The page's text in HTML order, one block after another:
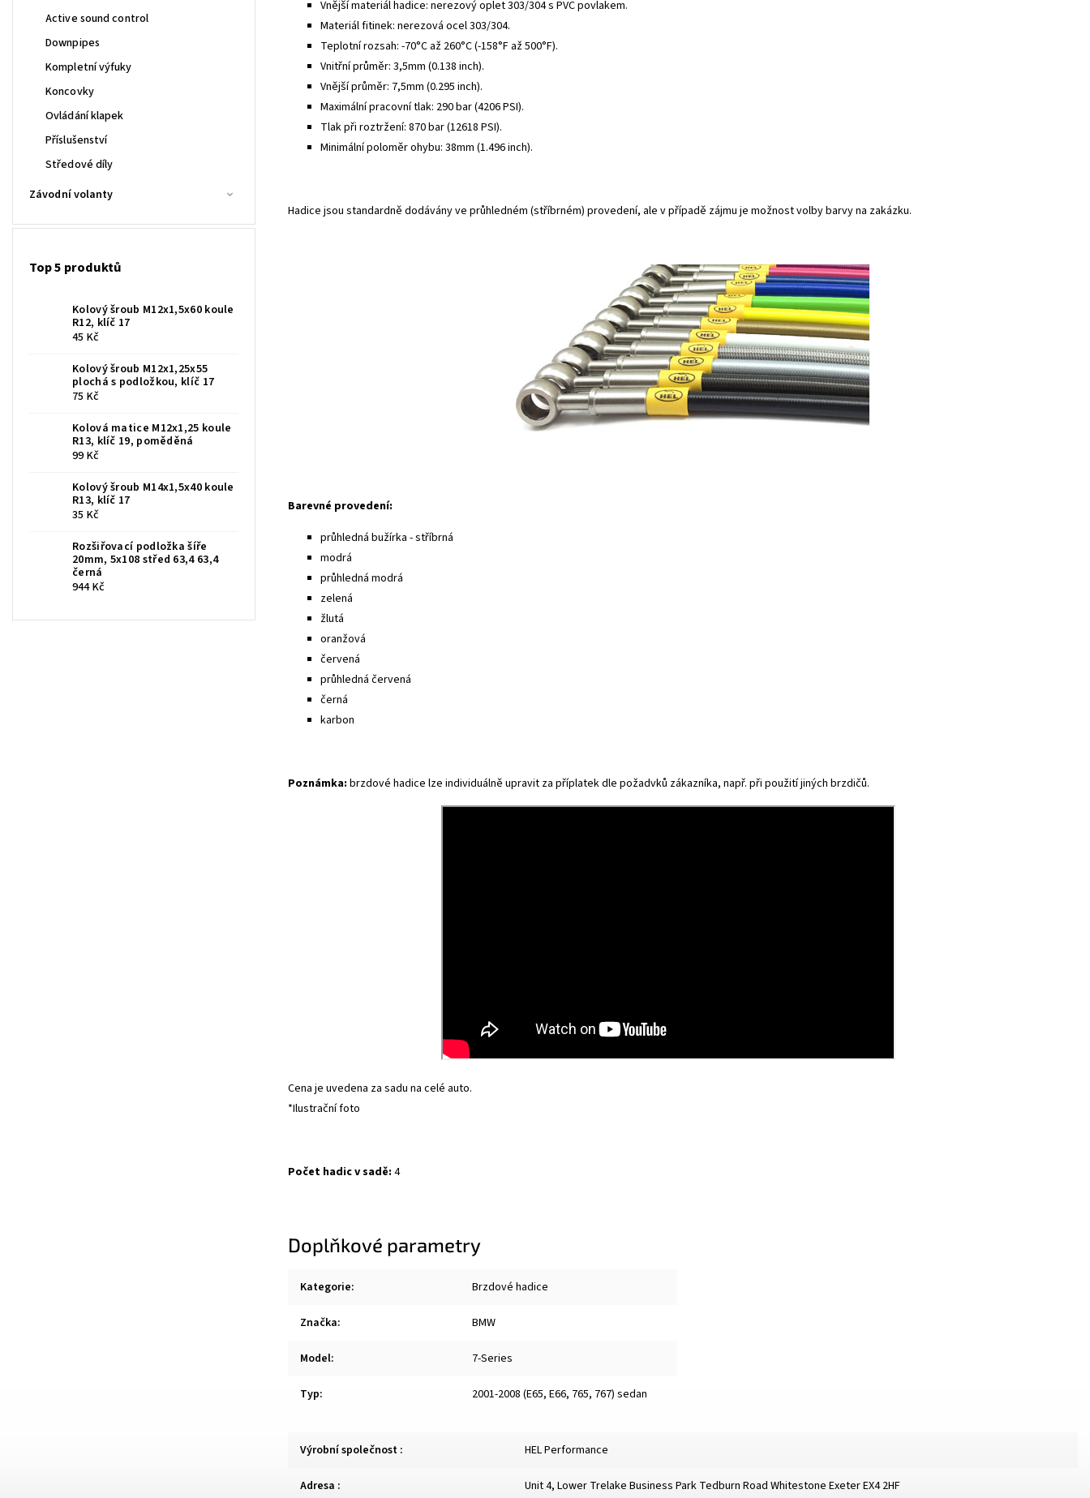
Active sound control
Downpipes
Kompletní výfuky
Koncovky
Ovládání klapek
Příslušenství
Středové díly
Závodní volanty
Top 5 produktů
Kolový šroub M12x1,5x60 koule
R12, klíč 17
45 Kč
Kolový šroub M12x1,25x55
plochá s podložkou, klíč 17
75 Kč
Kolová matice M12x1,25 koule
R13, klíč 19, poměděná
99 Kč
Kolový šroub M14x1,5x40 koule
R13, klíč 17
35 Kč
Rozšiřovací podložka šíře
20mm, 5x108 střed 63,4 63,4
černá
944 Kč
Vnější materiál hadice: nerezový oplet 303/304 s PVC povlakem.
Materiál fitinek: nerezová ocel 303/304.
Teplotní rozsah: -70°C až 260°C (-158°F až 500°F).
Vnitřní průměr: 3,5mm (0.138 inch).
Vnější průměr: 7,5mm (0.295 inch).
Maximální pracovní tlak: 290 bar (4206 PSI).
Tlak při roztržení: 870 bar (12618 PSI).
Minimální poloměr ohybu: 38mm (1.496 inch).
Hadice jsou standardně dodávány ve průhledném (stříbrném) provedení, ale v případě zájmu je možnost volby barvy na zakázku.
Barevné provedení:
průhledná bužírka - stříbrná
modrá
průhledná modrá
zelená
žlutá
oranžová
červená
průhledná červená
černá
karbon
Poznámka: brzdové hadice lze individuálně upravit za příplatek dle požadvků zákazníka, např. při použití jiných brzdičů.
Cena je uvedena za sadu na celé auto.
*Ilustrační foto
Počet hadic v sadě: 4
Doplňkové parametry
Kategorie: Brzdové hadice
Značka: BMW
Model: 7-Series
Typ: 2001-2008 (E65, E66, 765, 767) sedan
Výrobní společnost : HEL Performance
Adresa : Unit 4, Lower Trelake Business Park Tedburn Road Whitestone Exeter EX4 2HF